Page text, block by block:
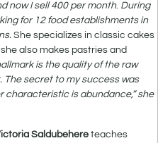
now I sell 400 per month. During
for 12 food establishments in
She specializes in classic cakes
also makes pastries and
is the quality of the raw
The secret to my success was
characteristic is abundance,” she
Saldubehere teaches